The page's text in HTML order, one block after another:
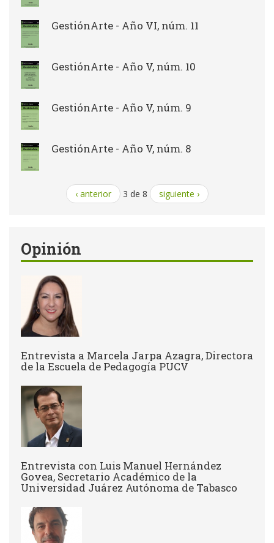
GestiónArte - Año VI, núm. 11
GestiónArte - Año V, núm. 10
GestiónArte - Año V, núm. 9
GestiónArte - Año V, núm. 8
‹ anterior 3 de 8 siguiente ›
Opinión
Entrevista a Marcela Jarpa Azagra, Directora
de la Escuela de Pedagogía PUCV
Entrevista con Luis Manuel Hernández
Govea, Secretario Académico de la
Universidad Juárez Autónoma de Tabasco